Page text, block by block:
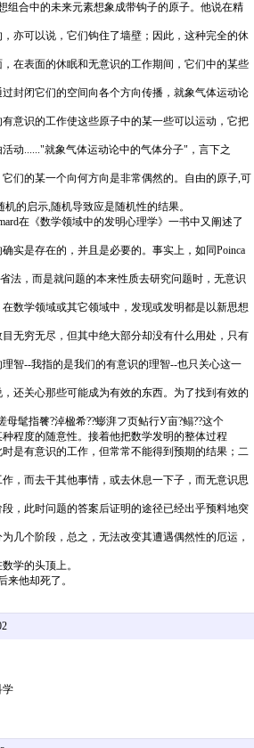
组合中的未来元素想象成带钩子的原子。他说在精
亦可以说，它们钩住了墙壁；因此，这种完全的休
在表面的休眠和无意识的工作期间，它们中的某些
封闭它们的空间向各个方向传播，就象气体运动论
意识的工作使这些原子中的某一些可以运动，它把
动......"就象气体运动论中的气体分子"，言下之
们的某一个向何方向是非常偶然的。自由的原子,可
的启示,随机导致应是随机性的结果。
在《数学领域中的发明心理学》一书中又阐述了
实是存在的，并且是必要的。事实上，如同Poinca
法，而是就问题的本来性质去研究问题时，无意识
数学领域或其它领域中，发现或发明都是以新思想
无穷无尽，但其中绝大部分却没有什么用处，只有
智--我指的是我们的有意识的理智--也只关心这一
还关心那些可能成为有效的东西。为了找到有效的
髦指餮?淖楹希??蟛湃フ页鲇行У亩?鳎??这个
程度的随意性。接着他把数学发明的整体过程
是有意识的工作，但常常不能得到预期的结果；二
，而去干其他事情，或去休息一下子，而无意识思
，此时问题的答案后证明的途径已经出乎预料地突
几个阶段，总之，无法改变其遭遇偶然性的厄运，
学的头顶上。
来他却死了。
学